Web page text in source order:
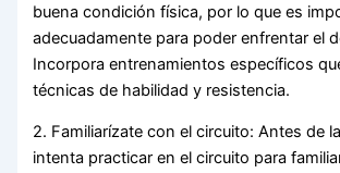
buena condición física, por lo que es
adecuadamente para poder enfrentar el
Incorpora entrenamientos específicos
técnicas de habilidad y resistencia.
2. Familiarízate con el circuito: Antes de
intenta practicar en el circuito para